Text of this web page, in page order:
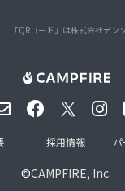
「QRコード」は株式会社デン
©CAMPFIRE, Inc.
採用情報